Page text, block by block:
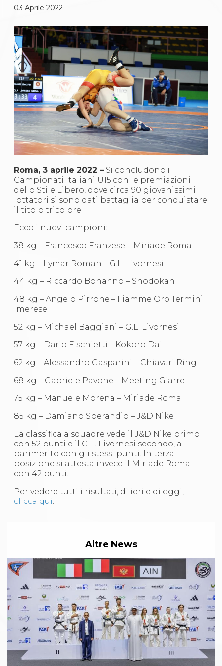
Lotta
La disciplina
News
Gare e Risultati
Attività Didattica
Albi Federali
Karate
La disciplina
News
Gare e Risultati
Attività Didattica
Albi Federali
Arti marziali
Ju Jitsu
Sumo
Capoeira
Grappling
S'istrumpa
Calendario Attività
Difesa Personale MGA
La disciplina
News
Mappa del sito
News
Newsletter
Catalogo formativo
Webinar
Corsi Monotematici
Corsi di Specializzazione
Corsi FIJLKAM-FISDIR
Edutraining class - Didattica infantile
Corso Direttore di Gara
Abilitazioni
Sportello Fiscale
News
FAQ
Quesiti fiscali
03Aprile2022
Roma, 3 aprile 2022 – Si concludono i
Campionati Italiani U15 con le premiazioni
dello Stile Libero, dove circa 90 giovanissimi
lottatori si sono dati battaglia per conquistare
il titolo tricolore.
Ecco i nuovi campioni:
38 kg – Francesco Franzese – Miriade Roma
41 kg – Lymar Roman – G.L. Livornesi
44 kg – Riccardo Bonanno – Shodokan
48 kg – Angelo Pirrone – Fiamme Oro Termini
Imerese
52 kg – Michael Baggiani – G.L. Livornesi
57 kg – Dario Fischietti – Kokoro Dai
62 kg – Alessandro Gasparini – Chiavari Ring
68 kg – Gabriele Pavone – Meeting Giarre
75 kg – Manuele Morena – Miriade Roma
85 kg – Damiano Sperandio – J&D Nike
La classifica a squadre vede il J&D Nike primo
con 52 punti e il G.L. Livornesi secondo, a
parimerito con gli stessi punti. In terza
posizione si attesta invece il Miriade Roma
con 42 punti.
Per vedere tutti i risultati, di ieri e di oggi,
clicca qui.
Altre News